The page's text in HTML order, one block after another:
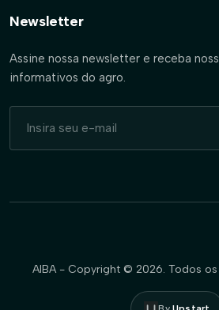
Newsletter
Assine nossa newsletter e receba
informativos do agro.
AIBA - Copyright © 2026. Todos